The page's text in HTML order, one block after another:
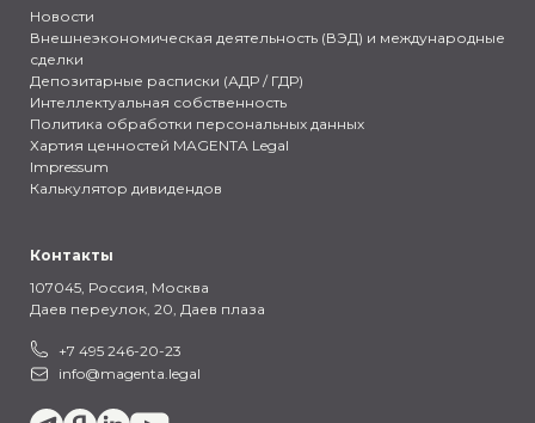
Новости
Внешнеэкономическая деятельность (ВЭД) и международные
сделки
Депозитарные расписки (АДР / ГДР)
Интеллектуальная собственность
Политика обработки персональных данных
Хартия ценностей MAGENTA Legal
Impressum
Калькулятор дивидендов
Контакты
107045, Россия, Москва
Даев переулок, 20, Даев плаза
+7 495 246-20-23
info@magenta.legal